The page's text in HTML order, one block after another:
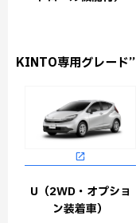
KINTO専用グレード”
U（2WD・オプショ
ン装着車）